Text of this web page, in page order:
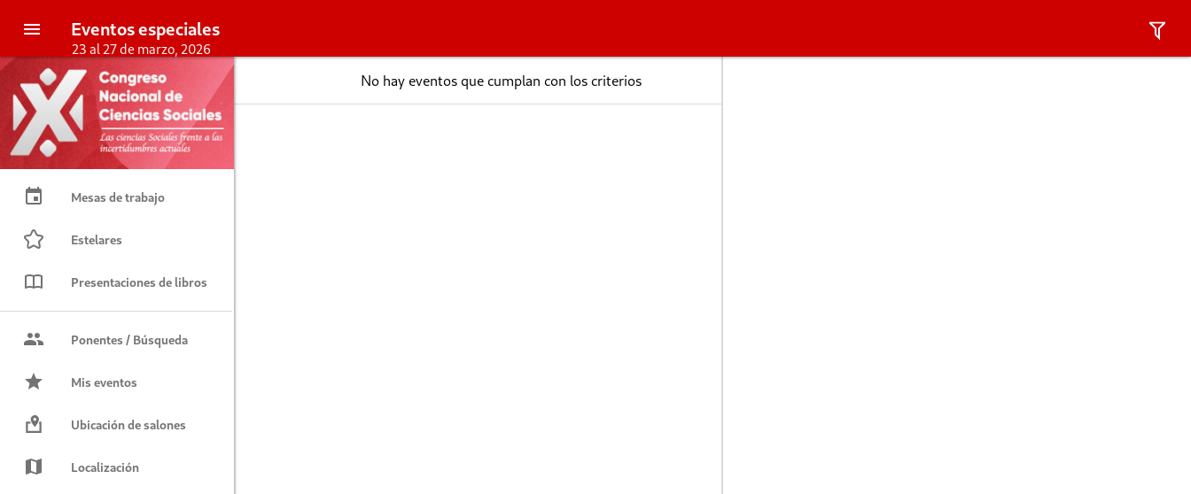
Eventos especiales
23 al 27 de marzo, 2026
No hay eventos que cumplan con los criterios
Mesas de trabajo
Estelares
Presentaciones de libros
Ponentes / Búsqueda
Mis eventos
Ubicación de salones
Localización